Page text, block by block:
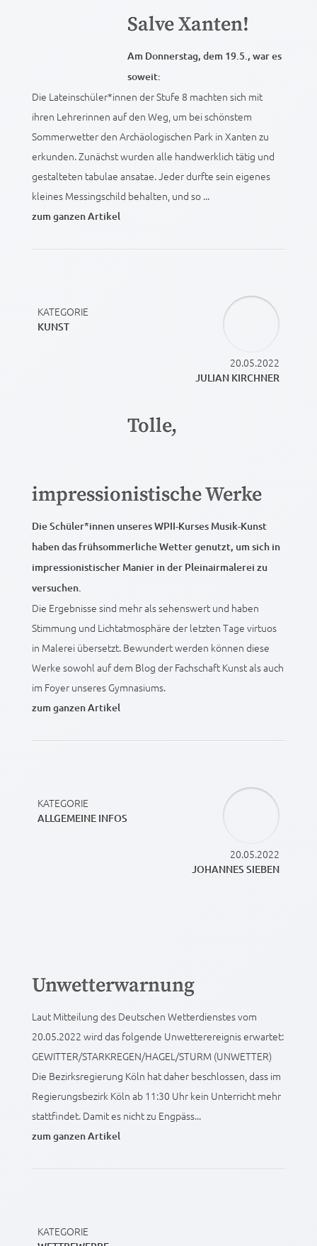
Salve Xanten!
Am Donnerstag, dem 19.5., war es
soweit:
Die Lateinschüler*innen der Stufe 8 machten sich mit
ihren Lehrerinnen auf den Weg, um bei schönstem
Sommerwetter den Archäologischen Park in Xanten zu
erkunden. Zunächst wurden alle handwerklich tätig und
gestalteten tabulae ansatae. Jeder durfte sein eigenes
kleines Messingschild behalten, und so ...
zum ganzen Artikel
KATEGORIE
KUNST
20.05.2022
JULIAN KIRCHNER
Tolle,
impressionistische Werke
Die Schüler*innen unseres WPII-Kurses Musik-Kunst
haben das frühsommerliche Wetter genutzt, um sich in
impressionistischer Manier in der Pleinairmalerei zu
versuchen.
Die Ergebnisse sind mehr als sehenswert und haben
Stimmung und Lichtatmosphäre der letzten Tage virtuos
in Malerei übersetzt. Bewundert werden können diese
Werke sowohl auf dem Blog der Fachschaft Kunst als auch
im Foyer unseres Gymnasiums.
zum ganzen Artikel
KATEGORIE
ALLGEMEINE INFOS
20.05.2022
JOHANNES SIEBEN
Unwetterwarnung
Laut Mitteilung des Deutschen Wetterdienstes vom
20.05.2022 wird das folgende Unwetterereignis erwartet:
GEWITTER/STARKREGEN/HAGEL/STURM (UNWETTER)
Die Bezirksregierung Köln hat daher beschlossen, dass im
Regierungsbezirk Köln ab 11:30 Uhr kein Unterricht mehr
stattfindet. Damit es nicht zu Engpäss...
zum ganzen Artikel
KATEGORIE